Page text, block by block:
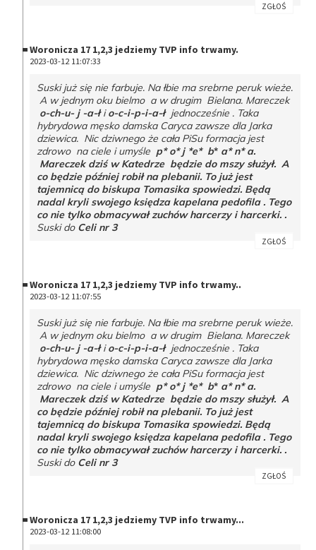
ZGŁOŚ
Woronicza 17 1,2,3 jedziemy TVP info trwamy.
2023-03-12 11:07:33
Suski już się nie farbuje. Na łbie ma srebrne peruk wieże.
A w jednym oku bielmo a w drugim Bielana. Mareczek
o-ch-u- j -a-łio-c-i-p-i-a-ł jednocześnie . Taka
hybrydowa męsko damska Caryca zawsze dla Jarka
dziewica. Nic dziwnego że cała PiSu formacja jest
zdrowo na ciele i umyśle p* o* j *e* b* a* n* a.
Mareczek dziś w Katedrze będzie do mszy służył. A
co będzie później robił na plebanii. To już jest
tajemnicą do biskupa Tomasika spowiedzi. Będą
nadal kryli swojego księdza kapelana pedofila . Tego
co nie tylko obmacywał zuchów harcerzy i harcerki. .
Suski do Celi nr 3
ZGŁOŚ
Woronicza 17 1,2,3 jedziemy TVP info trwamy..
2023-03-12 11:07:55
Suski już się nie farbuje. Na łbie ma srebrne peruk wieże.
A w jednym oku bielmo a w drugim Bielana. Mareczek
o-ch-u- j -a-łio-c-i-p-i-a-ł jednocześnie . Taka
hybrydowa męsko damska Caryca zawsze dla Jarka
dziewica. Nic dziwnego że cała PiSu formacja jest
zdrowo na ciele i umyśle p* o* j *e* b* a* n* a.
Mareczek dziś w Katedrze będzie do mszy służył. A
co będzie później robił na plebanii. To już jest
tajemnicą do biskupa Tomasika spowiedzi. Będą
nadal kryli swojego księdza kapelana pedofila . Tego
co nie tylko obmacywał zuchów harcerzy i harcerki. .
Suski do Celi nr 3
ZGŁOŚ
Woronicza 17 1,2,3 jedziemy TVP info trwamy...
2023-03-12 11:08:00